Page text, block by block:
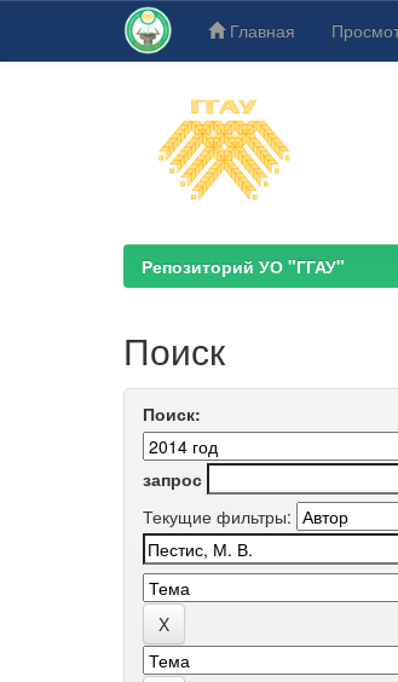
Главная
Репозиторий УО "ГГАУ"
Поиск
Поиск:
запрос
Текущие фильтры: